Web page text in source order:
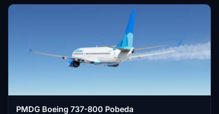
PMDG Boeing 737-800 Pobeda